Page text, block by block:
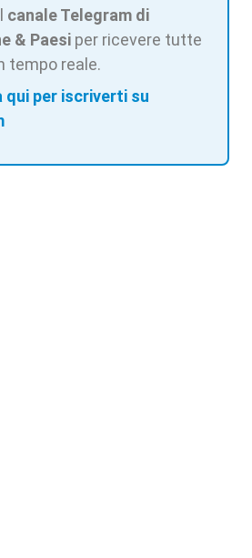
canale Telegram di
& Paesi per ricevere tutte
tempo reale.
qui per iscriverti su